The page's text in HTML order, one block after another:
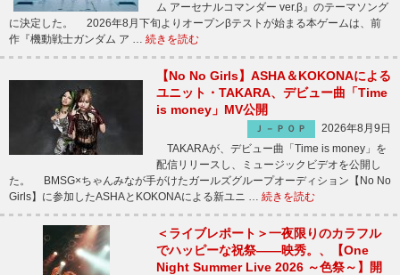
ム アーセナルコマンダー ver.β』のテーマソング
に決定した。 2026年8月下旬よりオープンβテストが始まる本ゲームは、前
作『機動戦士ガンダム ア … 続きを読む
【No No Girls】ASHA＆KOKONAによる
ユニット・TAKARA、デビュー曲「Time
is money」MV公開
Ｊ－ＰＯＰ
2026年8月9日
TAKARAが、デビュー曲「Time is money」を
配信リリースし、ミュージックビデオを公開し
た。 BMSG×ちゃんみなが手がけたガールズグループオーディション【No No
Girls】に参加したASHAとKOKONAによる新ユニ … 続きを読む
＜ライブレポート＞一夜限りのカラフル
でハッピーな祝祭――映秀。、【One
Night Summer Live 2026 ～色祭～】開